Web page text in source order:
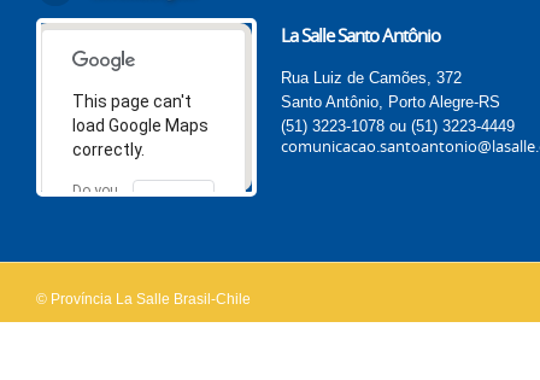
This page can't
load Google Maps
correctly.
Do you
OK
La Salle Santo Antônio
Rua Luiz de Camões, 372
Santo Antônio, Porto Alegre-RS
(51) 3223-1078 ou (51) 3223-4449
© Província La Salle Brasil-Chile